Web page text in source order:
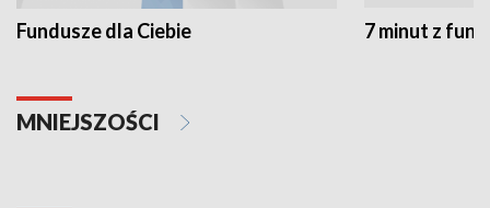
Fundusze dla Ciebie 7 minut z
MNIEJSZOŚCI